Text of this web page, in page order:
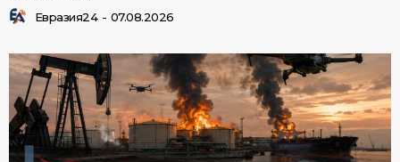
Евразия24 - 07.08.2026